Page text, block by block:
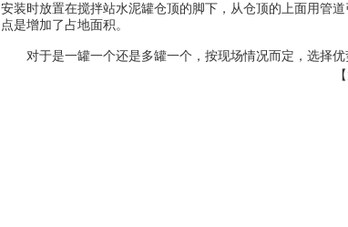
安装时放置在搅拌站水泥罐仓顶的脚下，从仓顶的上面用管
点是增加了占地面积。
对于是一罐一个还是多罐一个，按现场情况而定，选择优
【